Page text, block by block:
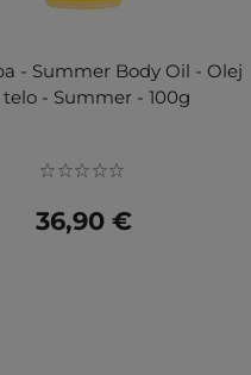
- Summer Body Oil - Olej
telo - Summer - 100g
36,90 €